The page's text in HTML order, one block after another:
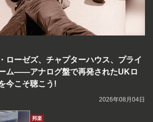
ローゼズ、チャプターハウス、プライ
ム――アナログ盤で再発されたUKロ
今こそ聴こう!
2026年08月04日
邦楽